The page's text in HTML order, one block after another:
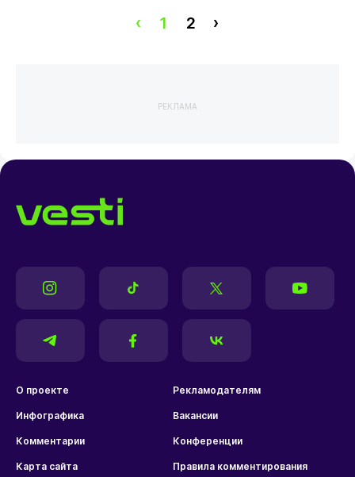
‹ 1 2 ›
РЕКЛАМА
О проекте Рекламодателям
Инфографика Вакансии
Комментарии Конференции
Карта сайта Правила комментирования